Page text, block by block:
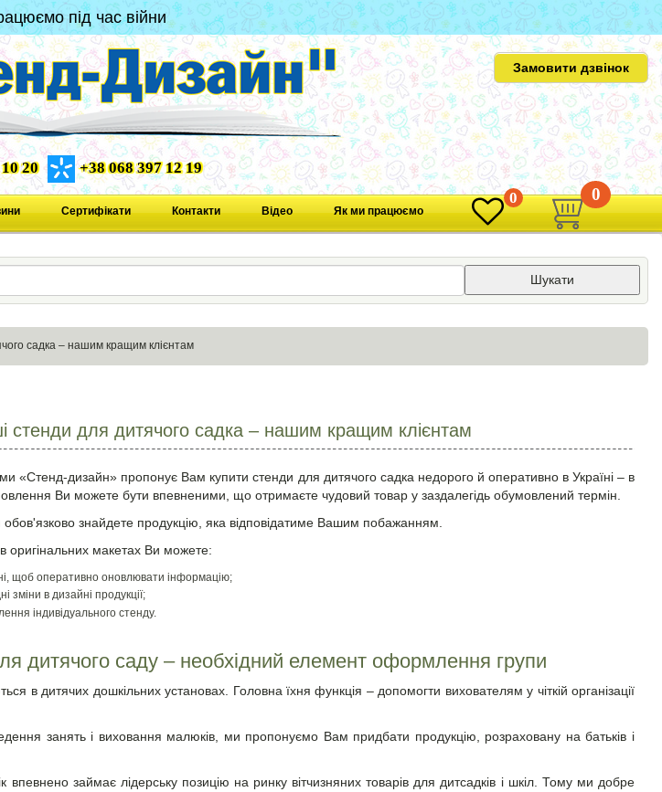
під час війни
Замовити дзвінок
20 +38 068 397 12 19
Сертифікати Контакти Відео Як ми працюємо
0 0
Шукати
садка – нашим кращим клієнтам
стенди для дитячого садка – нашим кращим клієнтам
«Стенд-дизайн» пропонує Вам купити стенди для дитячого садка недорого й оперативно в Україні – в
Ви можете бути впевненими, що отримаєте чудовий товар у заздалегідь обумовлений термін.
знайдете продукцію, яка відповідатиме Вашим побажанням.
оригінальних макетах Ви можете:
щоб оперативно оновлювати інформацію;
зміни в дизайні продукції;
індивідуального стенду.
дитячого саду – необхідний елемент оформлення групи
в дитячих дошкільних установах. Головна їхня функція – допомогти вихователям у чіткій організації
занять і виховання малюків, ми пропонуємо Вам придбати продукцію, розраховану на батьків і
займає лідерську позицію на ринку вітчизняних товарів для дитсадків і шкіл. Тому ми добре